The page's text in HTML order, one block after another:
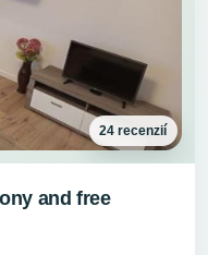
24 recenzií
and free